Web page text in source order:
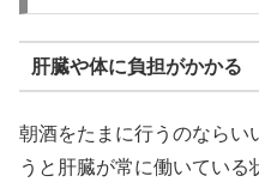
肝臓や体に負担がかかる
朝酒をたまに行うのならい
うと肝臓が常に働いている